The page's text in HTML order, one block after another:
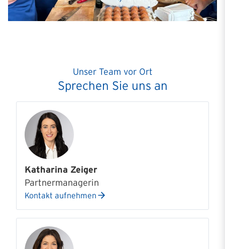
Unser Team vor Ort
Sprechen Sie uns an
Katharina Zeiger
Partnermanagerin
Kontakt aufnehmen